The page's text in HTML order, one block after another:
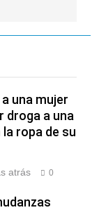
una mujer
droga a una
ropa de su
atrás 0